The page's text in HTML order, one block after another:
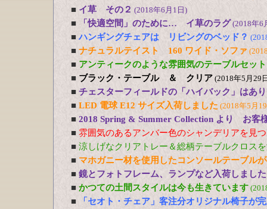
■ イ草 その２ (2018年6月1日)
■ 「快適空間」のために… イ草のラグ (2018年6
■ ハンギングチェアは リビングのベッド？
■ ナチュラルテイスト 160 ワイド・ソファ
■ アンティークのような雰囲気のテーブルセット
■ ブラック・テーブル ＆ クリア (2018年5月29
■ チェスターフィールドの「ハイバック」はあ
■ LED 電球 E12 サイズ入荷しました (2018年5月
■ 2018 Spring & Summer Collection より お客
■ 雰囲気のあるアンバー色のシャンデリアを見
■ 涼しげなクリアトレー＆総柄テーブルクロス
■ マホガニー材を使用したコンソールテーブル
■ 鏡とフォトフレーム、ランプなど入荷しました
■ かつての土間スタイルは今も生きています
■
「セオト・チェア」客注分オリジナル椅子が